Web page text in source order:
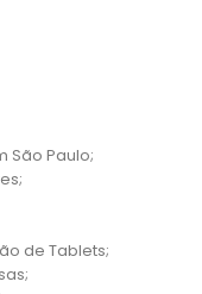
São Paulo;
de Tablets;